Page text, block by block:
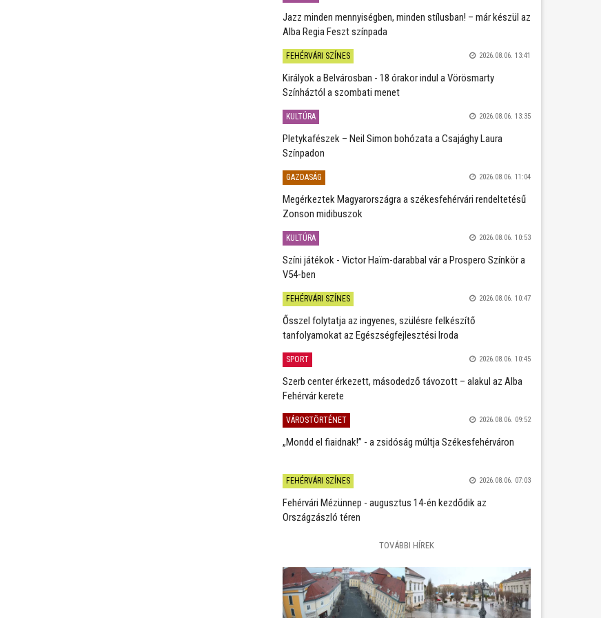
Jazz minden mennyiségben, minden stílusban! – már készül az
Alba Regia Feszt színpada
FEHÉRVÁRI SZÍNES 2026.08.06. 13:41
Királyok a Belvárosban - 18 órakor indul a Vörösmarty
Színháztól a szombati menet
KULTÚRA 2026.08.06. 13:35
Pletykafészek – Neil Simon bohózata a Csajághy Laura
Színpadon
GAZDASÁG 2026.08.06. 11:04
Megérkeztek Magyarországra a székesfehérvári rendeltetésű
Zonson midibuszok
KULTÚRA 2026.08.06. 10:53
Színi játékok - Victor Haïm-darabbal vár a Prospero Színkör a
V54-ben
FEHÉRVÁRI SZÍNES 2026.08.06. 10:47
Ősszel folytatja az ingyenes, szülésre felkészítő
tanfolyamokat az Egészségfejlesztési Iroda
SPORT 2026.08.06. 10:45
Szerb center érkezett, másodedző távozott – alakul az Alba
Fehérvár kerete
VÁROSTÖRTÉNET 2026.08.06. 09:52
„Mondd el fiaidnak!” - a zsidóság múltja Székesfehérváron
FEHÉRVÁRI SZÍNES 2026.08.06. 07:03
Fehérvári Mézünnep - augusztus 14-én kezdődik az
Országzászló téren
TOVÁBBI HÍREK